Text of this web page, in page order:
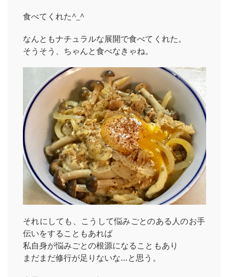
食べてくれた^_^
なんともナチュラルな展開で食べてくれた。
そうそう、ちゃんと食べなきゃね。
それにしても、こうして悩みごとのある人のお手
伝いをすることもあれば
私自身が悩みごとの根源になることもあり
まだまだ修行が足りないな…と思う。